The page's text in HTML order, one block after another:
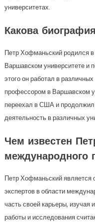
университетах.
Какова
Петр Хофманьский родился
Варшавском университете и
этого он работал в
профессором в Варшавском
переехал в США и
деятельность в различных
Чем известен
международного
Петр Хофманьский является
экспертов в области
часть своей карьеры, изучая
работы и исследования